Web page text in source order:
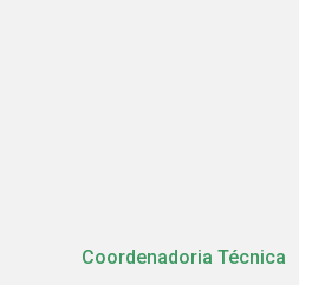
Coordenadoria Técnica